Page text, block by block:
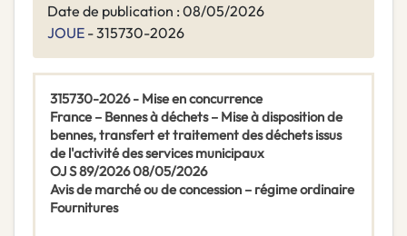
Date de publication : 08/05/2026
JOUE - 315730-2026
315730-2026 - Mise en concurrence
France – Bennes à déchets – Mise à disposition de
bennes, transfert et traitement des déchets issus
de l'activité des services municipaux
OJ S 89/2026 08/05/2026
Avis de marché ou de concession – régime ordinaire
Fournitures